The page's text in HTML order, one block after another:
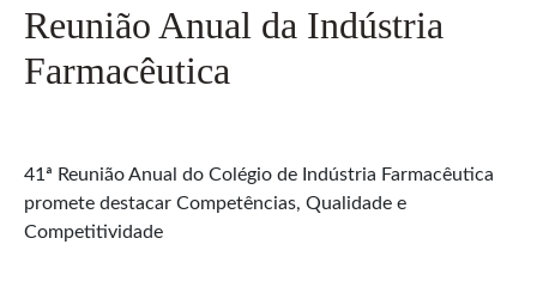
Reunião Anual da Indústria
Farmacêutica
41ª Reunião Anual do Colégio de Indústria Farmacêutica
promete destacar Competências, Qualidade e
Competitividade